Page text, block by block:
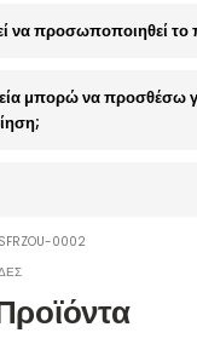
να προσωποποιηθεί το
μπορώ να προσθέσω
SFRZOU-0002